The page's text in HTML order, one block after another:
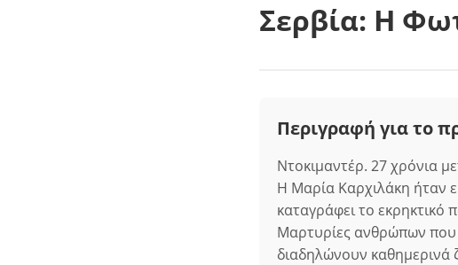
Σερβία: Η
Περιγραφή για το
Ντοκιμαντέρ. 27 χρόνια
Η Μαρία Καρχιλάκη ήταν
καταγράφει το εκρηκτικό
Μαρτυρίες ανθρώπων που
διαδηλώνουν καθημερινά